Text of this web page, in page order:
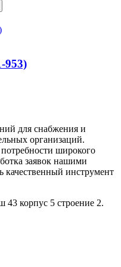
953)
для снабжения и
организаций.
широкого
заявок нашими
качественный инструмент
корпус 5 строение 2.